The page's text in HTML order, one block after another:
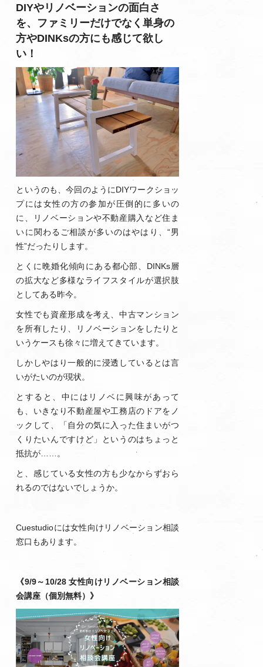
DIYやリノベーションの面白さ
を、ファミリーだけでなく単身の
方やDINKsの方にも感じて欲し
い！
というのも、今回のようにDIYワークショッ
プには女性の方の参加が圧倒的に多いの
に、リノベーションや不動産購入など住ま
いに関わるご相談が多いのはやはり、“男
性”だったりします。
とくに晩婚化傾向にある都心部、DINKs層
の拡大など多様なライフスタイルが選択肢
としてある昨今。
女性でも資産形成を考え、中古マンション
を所有したり、リノベーションをしたりと
いうケースも徐々に増えてきています。
しかしやはり一般的に浸透しているとは言
いがたいのが現状。
とすると、中にはリノベに興味があって
も、いきなり不動産屋や工務店のドアをノ
ックして、「自分の気に入った住まいがつ
くりたいんですけど」というのはちょっと
抵抗が……。
と、感じている女性の方も少なからずおら
れるのではないでしょうか。
Cuestudioには女性向けリノベーション相談
窓口もあります。
《9/9～10/28 女性向けリノベーション相談
会講座（個別無料）》